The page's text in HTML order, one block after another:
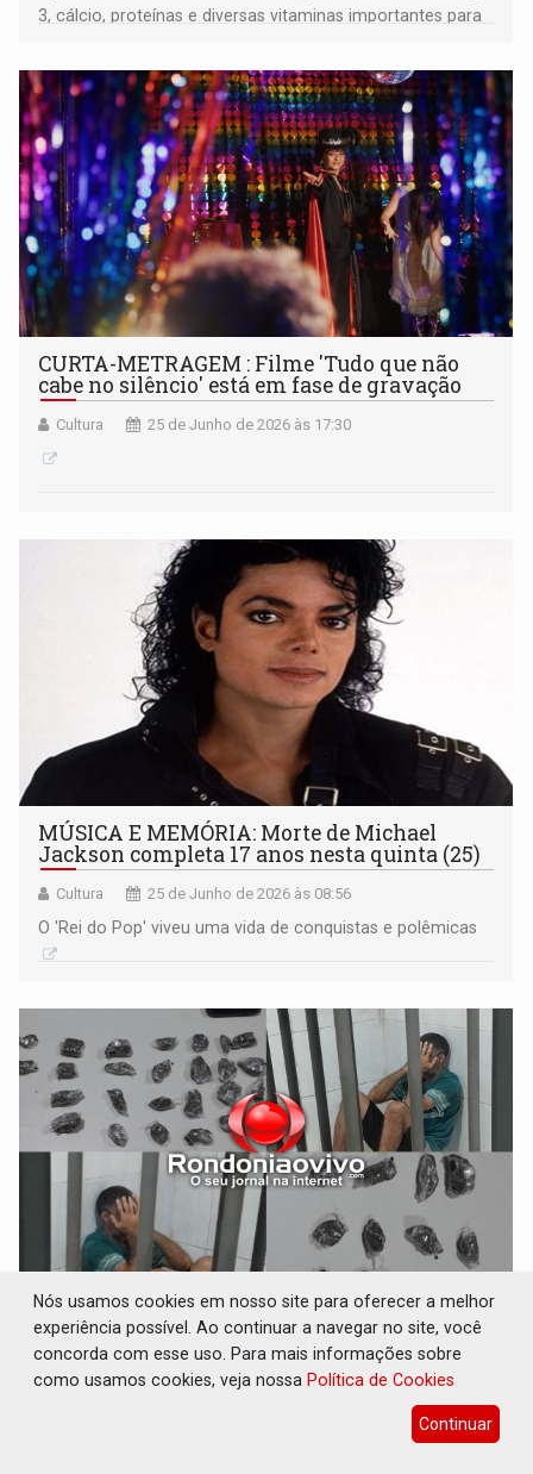
3, cálcio, proteínas e diversas vitaminas importantes para
CURTA-METRAGEM : Filme 'Tudo que não
cabe no silêncio' está em fase de gravação
Cultura 25 de Junho de 2026 às 17:30
MÚSICA E MEMÓRIA: Morte de Michael
Jackson completa 17 anos nesta quinta (25)
Cultura 25 de Junho de 2026 às 08:56
O 'Rei do Pop' viveu uma vida de conquistas e polêmicas
NO SANTA BÁRBARA: Flagrado com 27
porções de drogas, homem diz que era só pra
consumo
Polícia 22 de Junho de 2026 às 14:01
Nós usamos cookies em nosso site para oferecer a melhor
experiência possível. Ao continuar a navegar no site, você
concorda com esse uso. Para mais informações sobre
como usamos cookies, veja nossa Política de Cookies
Continuar